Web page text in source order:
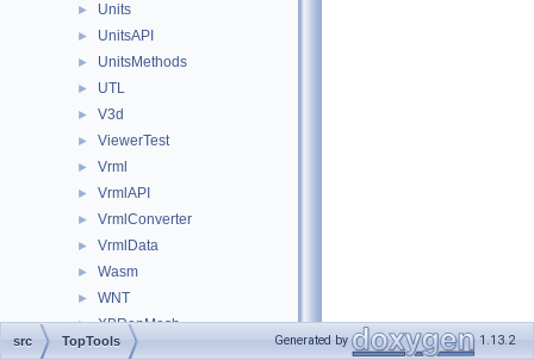
► Units
► UnitsAPI
► UnitsMethods
► UTL
► V3d
► ViewerTest
► Vrml
► VrmlAPI
► VrmlConverter
► VrmlData
► Wasm
► WNT
► XBRepMesh
► XCAFApp
src TopTools Generated by 1.13.2